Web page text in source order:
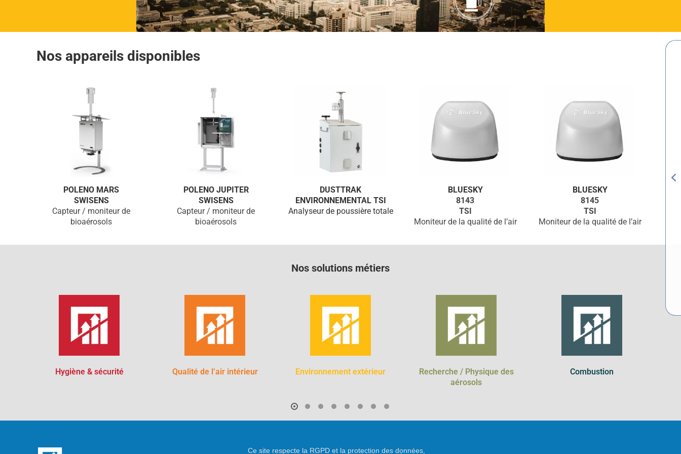
Nos appareils disponibles
POLENO MARS
SWISENS
Capteur / moniteur de
bioaérosols
POLENO JUPITER
SWISENS
Capteur / moniteur de
bioaérosols
DUSTTRAK
ENVIRONNEMENTAL TSI
Analyseur de poussière totale
BLUESKY
8143
TSI
Moniteur de la qualité de l’air
BLUESKY
8145
TSI
Moniteur de la qualité de l’air
Nos solutions métiers
Hygiène & sécurité Qualité de l’air intérieur Environnement extérieur
Recherche / Physique des
aérosols
Combustion
Ce site respecte la RGPD et la protection des données,